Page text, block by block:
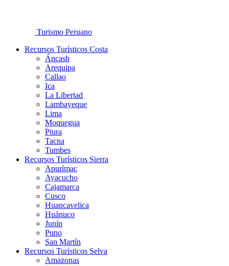
Turismo Peruano
Recursos Turísticos Costa
Áncash
Arequipa
Callao
Ica
La Libertad
Lambayeque
Lima
Moquegua
Piura
Tacna
Tumbes
Recursos Turísticos Sierra
Apurímac
Ayacucho
Cajamarca
Cusco
Huancavelica
Huánuco
Junín
Puno
San Martín
Recursos Turísticos Selva
Amazonas